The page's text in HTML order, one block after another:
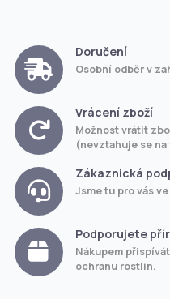
Doručení
Osobní odběr v
Vrácení zboží
Možnost vrátit
(nevztahuje se
Zákaznická
Jsme tu pro vás
Podporujete
Nákupem
ochranu rostlin.